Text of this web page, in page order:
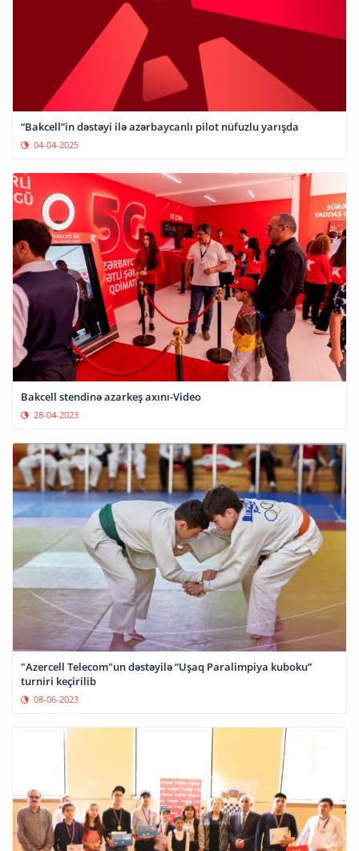
“Bakcell”in dəstəyi ilə azərbaycanlı pilot nüfuzlu yarışda
04-04-2025
Bakcell stendinə azarkeş axını-Video
28-04-2023
"Azercell Telecom"un dəstəyilə “Uşaq Paralimpiya kuboku”
turniri keçirilib
08-06-2023